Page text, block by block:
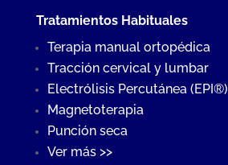
Tratamientos Habituales
Terapia manual ortopédica
Tracción cervical y lumbar
Electrólisis Percutánea (EPI®)
Magnetoterapia
Punción seca
Ver más >>